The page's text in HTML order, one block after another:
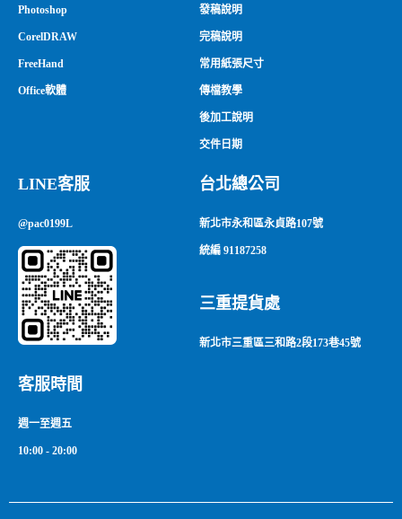
Photoshop
CorelDRAW
FreeHand
Office軟體
發稿說明
完稿說明
常用紙張尺寸
傳檔教學
後加工說明
交件日期
LINE客服
@pac0199L
客服時間
週一至週五
10:00 - 20:00
台北總公司
新北市永和區永貞路107號
統編 91187258
三重提貨處
新北市三重區三和路2段173巷45號